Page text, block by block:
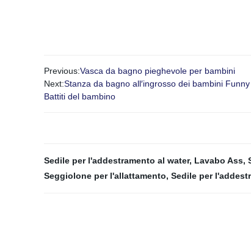
Previous:Vasca da bagno pieghevole per bambini
Next:Stanza da bagno all′ingrosso dei bambini
Battiti del bambino
Sedile per l'addestramento al water, Lavabo Ass,
Seggiolone per l'allattamento, Sedile per